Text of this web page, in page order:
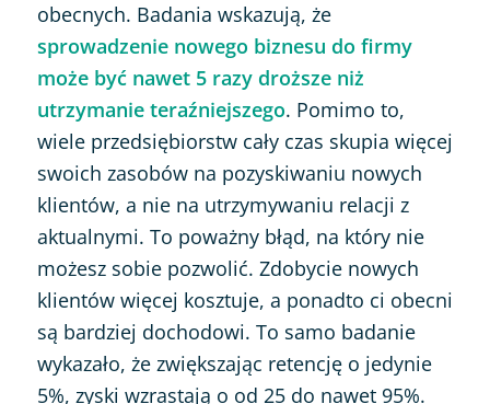
obecnych. Badania wskazują, że
sprowadzenie nowego biznesu do firmy
może być nawet 5 razy droższe niż
utrzymanie teraźniejszego. Pomimo to,
wiele przedsiębiorstw cały czas skupia więcej
swoich zasobów na pozyskiwaniu nowych
klientów, a nie na utrzymywaniu relacji z
aktualnymi. To poważny błąd, na który nie
możesz sobie pozwolić. Zdobycie nowych
klientów więcej kosztuje, a ponadto ci obecni
są bardziej dochodowi. To samo badanie
wykazało, że zwiększając retencję o jedynie
5%, zyski wzrastają o od 25 do nawet 95%.